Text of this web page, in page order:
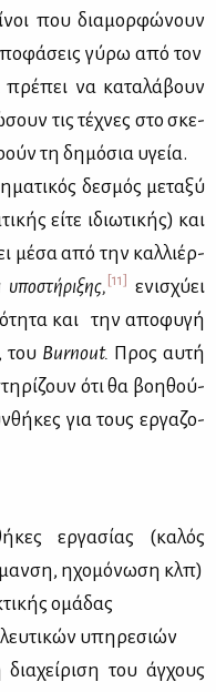
που δια­μορ­φώ­νουν
γύ­ρω από τον
να κα­τα­λά­βουν
τις τέ­χνες στο σκε­
τη δη­μό­σια υγεία.
δε­σμός με­τα­ξύ
εί­τε ιδιω­τι­κής) και
μέ­σα από την καλ­λιέρ­
[11] ενι­σχύ­ει
και την απο­φυ­γή
του Burnout. Προς αυ­τή
ότι θα βοη­θού­
για τους ερ­γα­ζο­
ερ­γα­σί­ας (κα­λός
ηχο­μό­νω­ση κλπ)
ομά­δας
υπη­ρε­σιών
του άγ­χους